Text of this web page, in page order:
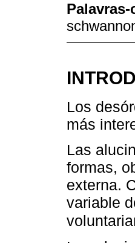
Palavras-
Los
más
Las
formas,
externa.
variable